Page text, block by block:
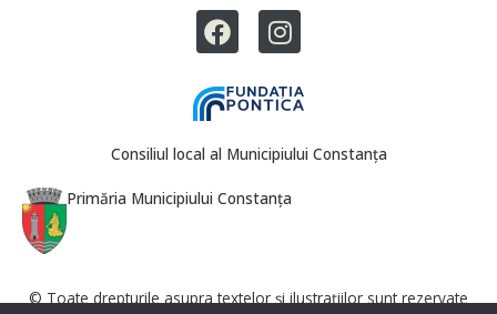
Consiliul local al Municipiului Constanța
Primăria Municipiului Constanța
© Toate drepturile asupra textelor și ilustrațiilor sunt rezervate